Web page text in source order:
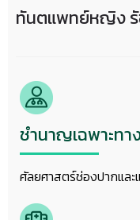
ทันตแพทย์หญิง รั
ชำนาญเฉพาะทา
ศัลยศาสตร์ช่องปากและ